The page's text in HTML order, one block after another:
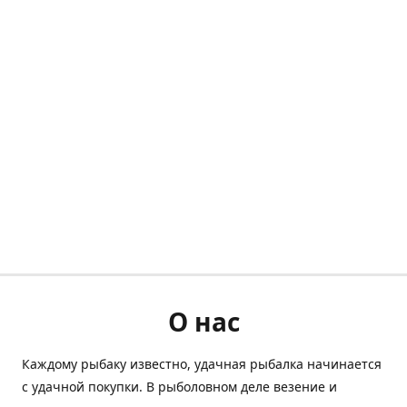
О нас
Каждому рыбаку известно, удачная рыбалка начинается
с удачной покупки. В рыболовном деле везение и